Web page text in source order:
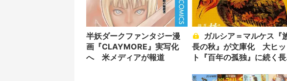
半妖ダークファンタジー漫
画『CLAYMORE』実写化
へ 米メディアが報道
長の秋』が文庫化 大ヒッ
ト『百年の孤独』に続く長